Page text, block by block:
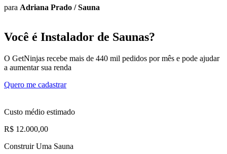
para Adriana Prado /Sauna
Você é Instalador de Saunas?
O GetNinjas recebe mais de 440 mil pedidos por mês e pode ajudar
a aumentar sua renda
Quero me cadastrar
Custo médio estimado
R$ 12.000,00
Construir Uma Sauna